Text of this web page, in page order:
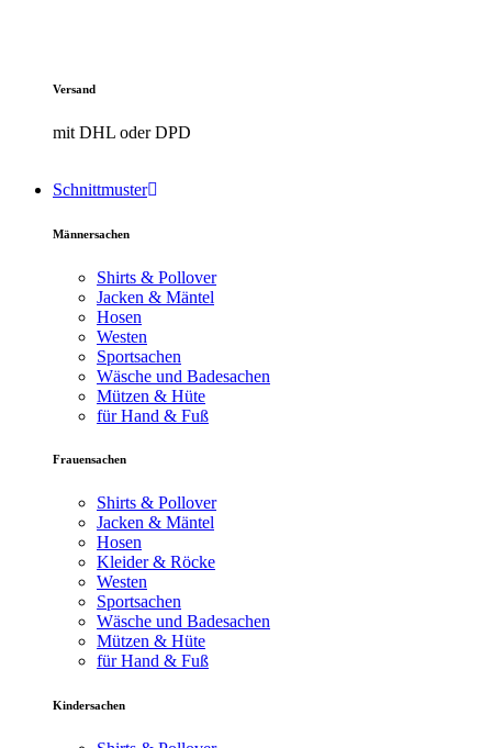
Versand
mit DHL oder DPD
Schnittmuster
Männersachen
Shirts & Pollover
Jacken & Mäntel
Hosen
Westen
Sportsachen
Wäsche und Badesachen
Mützen & Hüte
für Hand & Fuß
Frauensachen
Shirts & Pollover
Jacken & Mäntel
Hosen
Kleider & Röcke
Westen
Sportsachen
Wäsche und Badesachen
Mützen & Hüte
für Hand & Fuß
Kindersachen